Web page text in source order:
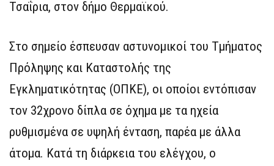
Τσαΐρια, στον δήμο Θερμαϊκού.
Στο σημείο έσπευσαν αστυνομικοί του Τμήματος
Πρόληψης και Καταστολής της
Εγκληματικότητας (ΟΠΚΕ), οι οποίοι εντόπισαν
τον 32χρονο δίπλα σε όχημα με τα ηχεία
ρυθμισμένα σε υψηλή ένταση, παρέα με άλλα
άτομα. Κατά τη διάρκεια του ελέγχου, ο